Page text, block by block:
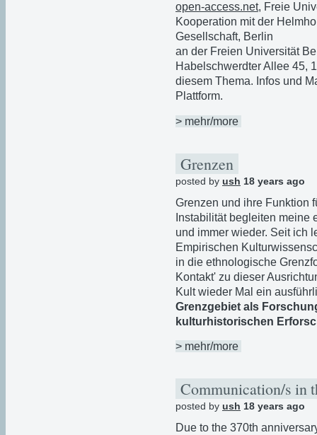
open-access.net, Freie
Kooperation mit der
Gesellschaft, Berlin
an der Freien Universität
Habelschwerdter Allee 45,
diesem Thema. Infos und
Plattform.
> mehr/more
Grenzen
posted by ush 18 years ago
Grenzen und ihre Funktion
Instabilität begleiten meine
und immer wieder. Seit ich
Empirischen
in die ethnologische
Kontakt' zu dieser
Kult wieder Mal ein
Grenzgebiet als
kulturhistorischen
> mehr/more
Communication/s in
posted by ush 18 years ago
Due to the 370th